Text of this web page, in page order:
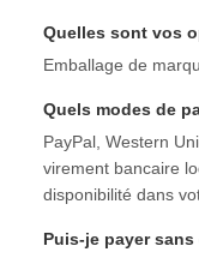
Quelles sont vos
Emballage de
Quels modes de
PayPal, Western
virement bancaire
disponibilité dans
Puis-je payer